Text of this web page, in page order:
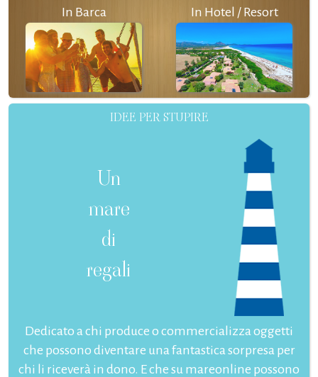
In Barca In Hotel / Resort
IDEE PER STUPIRE
Un
mare
di
regali
Dedicato a chi produce o commercializza oggetti
che possono diventare una fantastica sorpresa per
chi li riceverà in dono. E che su mareonline possono